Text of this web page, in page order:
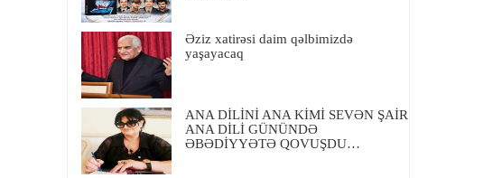
Əziz xatirəsi daim qəlbimizdə
yaşayacaq
ANA DİLİNİ ANA KİMİ SEVƏN ŞAİR
ANA DİLİ GÜNÜNDƏ
ƏBƏDİYYƏTƏ QOVUŞDU…